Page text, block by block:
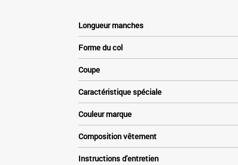
Longueur manches
Forme du col
Coupe
Caractéristique spéciale
Couleur marque
Composition vêtement
Instructions d'entretien